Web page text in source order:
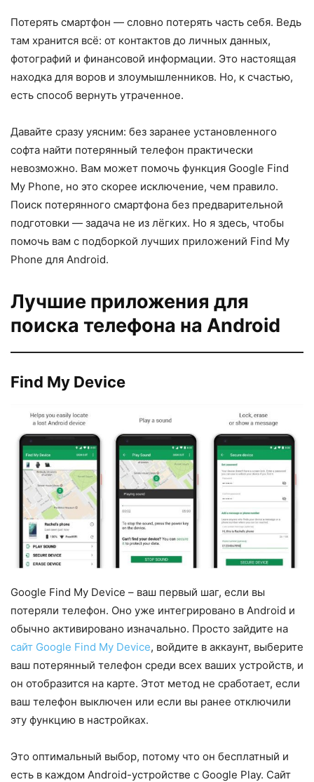
Потерять смартфон — словно потерять часть себя. Ведь
там хранится всё: от контактов до личных данных,
фотографий и финансовой информации. Это настоящая
находка для воров и злоумышленников. Но, к счастью,
есть способ вернуть утраченное.
Давайте сразу уясним: без заранее установленного
софта найти потерянный телефон практически
невозможно. Вам может помочь функция Google Find
My Phone, но это скорее исключение, чем правило.
Поиск потерянного смартфона без предварительной
подготовки — задача не из лёгких. Но я здесь, чтобы
помочь вам с подборкой лучших приложений Find My
Phone для Android.
Лучшие приложения для
поиска телефона на Android
Find My Device
Google Find My Device – ваш первый шаг, если вы
потеряли телефон. Оно уже интегрировано в Android и
обычно активировано изначально. Просто зайдите на
сайт Google Find My Device, войдите в аккаунт, выберите
ваш потерянный телефон среди всех ваших устройств, и
он отобразится на карте. Этот метод не сработает, если
ваш телефон выключен или если вы ранее отключили
эту функцию в настройках.
Это оптимальный выбор, потому что он бесплатный и
есть в каждом Android-устройстве с Google Play. Сайт